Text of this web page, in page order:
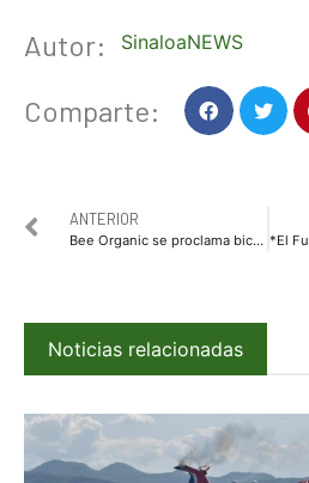
Autor: SinaloaNEWS
Comparte:
ANTERIOR
Bee Organic se proclama bicampeón
Noticias relacionadas